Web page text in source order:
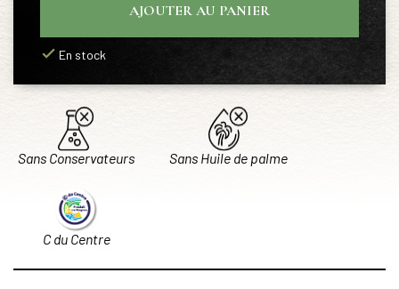
AJOUTER AU PANIER
En stock
Sans Conservateurs Sans Huile de palme
C du Centre